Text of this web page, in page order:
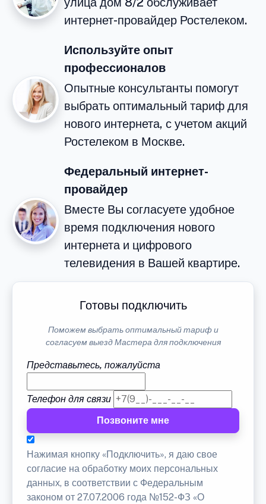
интернет-провайдер Ростелеком.
Используйте опыт
профессионалов
Опытные консультанты помогут
выбрать оптимальный тариф для
нового интернета, с учетом акций
Ростелеком в Москве.
Федеральный интернет-
провайдер
Вместе Вы согласуете удобное
время подключения нового
интернета и цифрового
телевидения в Вашей квартире.
Готовы подключить
Поможем выбрать оптимальный тариф и
согласуем выезд Мастера для подключения
Представьтесь, пожалуйста
Телефон для связи
Позвоните мне
Нажимая кнопку «Подключить», я даю свое
согласие на обработку моих персональных
данных, в соответствии с Федеральным
законом от 27.07.2006 года №152-ФЗ «О